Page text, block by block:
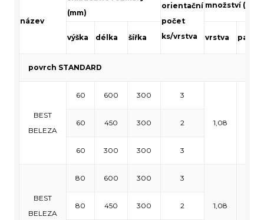
název
(mm)
orientační
počet
ks/vrstva
množství (m²)
výška délka šířka vrstva paleta
povrch STANDARD
BEST
BELEZA
60 600 300 3
1,08
60 450 300 2
60 300 300 3
BEST
BELEZA
80 600 300 3
1,08
80 450 300 2